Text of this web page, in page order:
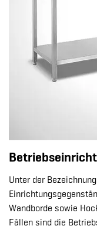
Unter der
Wandborde sowie
Fällen sind die